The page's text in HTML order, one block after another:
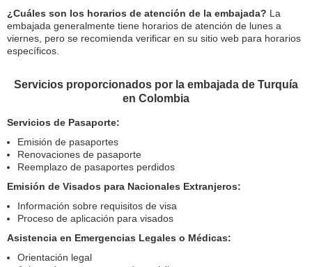
¿Cuáles son los horarios de atención de la embajada? La
embajada generalmente tiene horarios de atención de lunes a
viernes, pero se recomienda verificar en su sitio web para horarios
específicos.
Servicios proporcionados por la embajada de Turquía
en Colombia
Servicios de Pasaporte:
Emisión de pasaportes
Renovaciones de pasaporte
Reemplazo de pasaportes perdidos
Emisión de Visados para Nacionales Extranjeros:
Información sobre requisitos de visa
Proceso de aplicación para visados
Asistencia en Emergencias Legales o Médicas:
Orientación legal